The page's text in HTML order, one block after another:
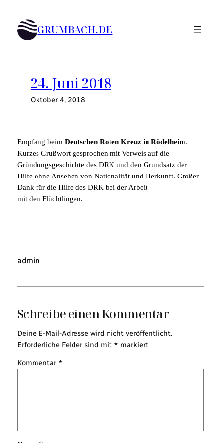
Inhalt
springen GRUMBACH.DE
24. Juni 2018
Oktober 4, 2018
Empfang beim Deutschen Roten Kreuz in Rödelheim.
Kurzes Grußwort gesprochen mit Verweis auf die
Gründungsgeschichte des DRK und den Grundsatz der
Hilfe ohne Ansehen von Nationalität und Herkunft. Großer
Dank für die Hilfe des DRK bei der Arbeit
mit den Flüchtlingen.
admin
Schreibe einen Kommentar
Deine E-Mail-Adresse wird nicht veröffentlicht.
Erforderliche Felder sind mit * markiert
Kommentar *